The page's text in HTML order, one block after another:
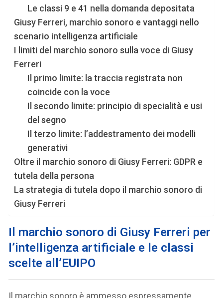
Le classi 9 e 41 nella domanda depositata
Giusy Ferreri, marchio sonoro e vantaggi nello
scenario intelligenza artificiale
I limiti del marchio sonoro sulla voce di Giusy
Ferreri
Il primo limite: la traccia registrata non
coincide con la voce
Il secondo limite: principio di specialità e usi
del segno
Il terzo limite: l’addestramento dei modelli
generativi
Oltre il marchio sonoro di Giusy Ferreri: GDPR e
tutela della persona
La strategia di tutela dopo il marchio sonoro di
Giusy Ferreri
Il marchio sonoro di Giusy Ferreri per
l’intelligenza artificiale e le classi
scelte all’EUIPO